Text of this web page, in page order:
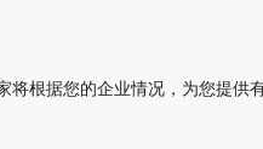
根据您的企业情况，为您提供